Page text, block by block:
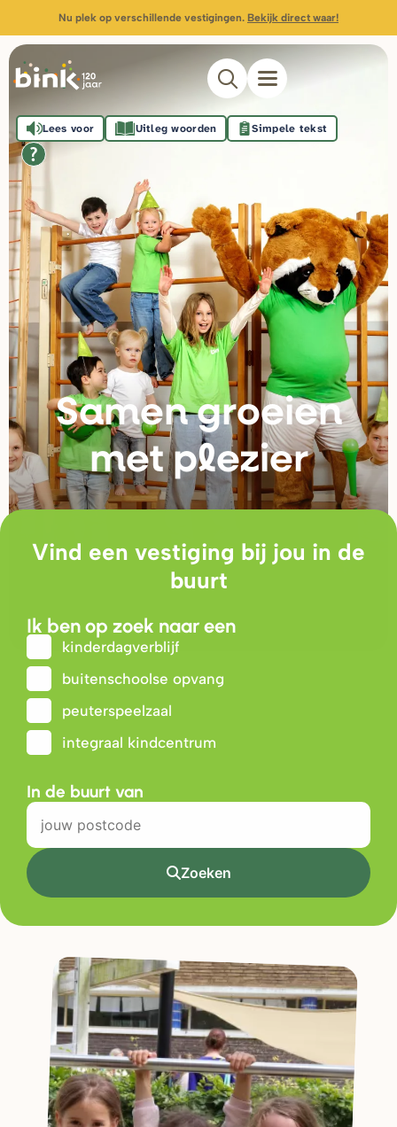
Nu plek op verschillende vestigingen. Bekijk direct waar!
Samen groeien
met plezier
Lees voor Uitleg woorden Simpele tekst
Vind een vestiging bij jou in de
buurt
Ik ben op zoek naar een
kinderdagverblijf
buitenschoolse opvang
peuterspeelzaal
integraal kindcentrum
In de buurt van
Zoeken